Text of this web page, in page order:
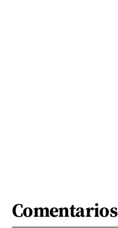
Comentarios